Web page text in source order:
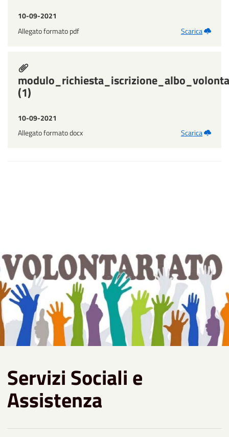
10-09-2021
Allegato formato pdf
Scarica
(1)
10-09-2021
Allegato formato docx
Scarica
Servizi Sociali e
Assistenza